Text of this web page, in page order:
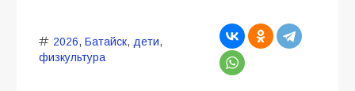
2026, Батайск, дети,
физкультура